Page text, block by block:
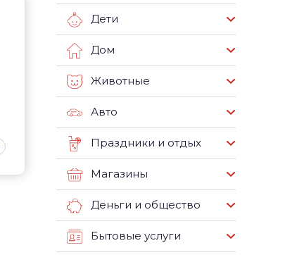
Дети
Дом
Животные
Авто
Праздники и отдых
Магазины
Деньги и общество
Бытовые услуги